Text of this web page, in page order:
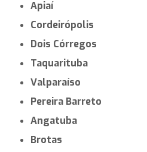
Apiaí
Cordeirópolis
Dois Córregos
Taquarituba
Valparaíso
Pereira Barreto
Angatuba
Brotas